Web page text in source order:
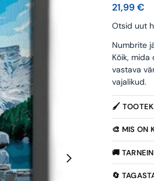
21,99€
Otsid uut
Numbrite
Kõik,
vastava
vajalikud.
🖌️
🎨 MIS ON
🚚
🔄